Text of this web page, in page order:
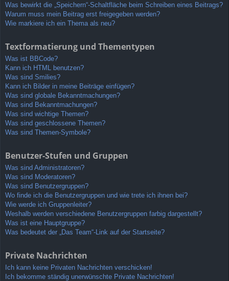
Was bewirkt die „Speichern“-Schaltfläche beim Schreiben eines Beitrags?
Warum muss mein Beitrag erst freigegeben werden?
Wie markiere ich ein Thema als neu?
Textformatierung und Thementypen
Was ist BBCode?
Kann ich HTML benutzen?
Was sind Smilies?
Kann ich Bilder in meine Beiträge einfügen?
Was sind globale Bekanntmachungen?
Was sind Bekanntmachungen?
Was sind wichtige Themen?
Was sind geschlossene Themen?
Was sind Themen-Symbole?
Benutzer-Stufen und Gruppen
Was sind Administratoren?
Was sind Moderatoren?
Was sind Benutzergruppen?
Wo finde ich die Benutzergruppen und wie trete ich ihnen bei?
Wie werde ich Gruppenleiter?
Weshalb werden verschiedene Benutzergruppen farbig dargestellt?
Was ist eine Hauptgruppe?
Was bedeutet der „Das Team“-Link auf der Startseite?
Private Nachrichten
Ich kann keine Privaten Nachrichten verschicken!
Ich bekomme ständig unerwünschte Private Nachrichten!